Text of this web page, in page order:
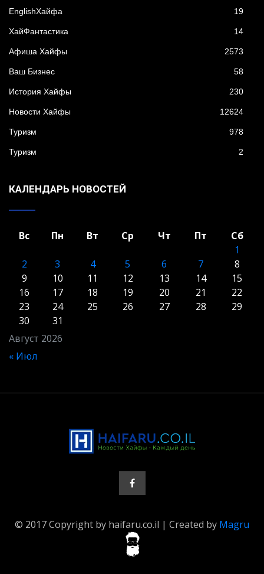
EnglishХайфа 19
XайФантастика 14
Афиша Хайфы 2573
Ваш Бизнес 58
История Хайфы 230
Новости Хайфы 12624
Туризм 978
Туризм 2
КАЛЕНДАРЬ НОВОСТЕЙ
Август 2026
Вс Пн Вт Ср Чт Пт
Сб
1
2
3 4 5 6 7
8
9
10 11 12 13 14
15
16
17 18 19 20 21
22
23
24 25 26 27 28
29
30
31
« Июл
© 2017 Copyright by haifaru.co.il | Created by Magru